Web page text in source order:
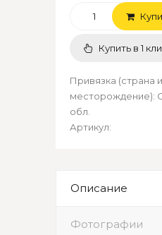
Купить в 1
Привязка (страна и
месторождение):
обл.
Артикул:
Описание
Фотографии